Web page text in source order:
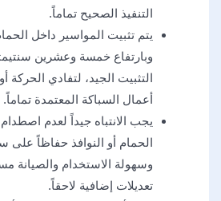
التنفيذ الصحيح تماماً.
يتم تثبيت المواسير داخل
وبارتفاع خمسة وعشرين
التثبيت الجيد، لتفادي الحركة
أعمال السباكة المعتمدة تماماً.
يجب الانتباه جيداً لعدم
الحمام أو النوافذ حفاظاً على
وسهولة الاستخدام والصيانة
تعديلات إضافية لاحقاً.